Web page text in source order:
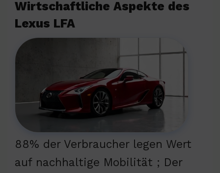
Wirtschaftliche Aspekte des
Lexus LFA
88% der Verbraucher legen Wert
auf nachhaltige Mobilität ; Der